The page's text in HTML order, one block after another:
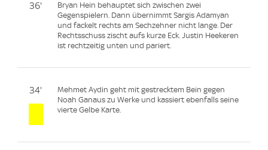
36'
Bryan Hein behauptet sich zwischen zwei
Gegenspielern. Dann übernimmt Sargis Adamyan
und fackelt rechts am Sechzehner nicht lange. Der
Rechtsschuss zischt aufs kurze Eck. Justin Heekeren
ist rechtzeitig unten und pariert.
34'
Mehmet Aydin geht mit gestrecktem Bein gegen
Noah Ganaus zu Werke und kassiert ebenfalls seine
vierte Gelbe Karte.